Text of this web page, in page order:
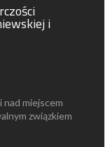
i
miejscem
związkiem